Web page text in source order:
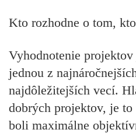
Kto rozhodne o tom,
Vyhodnotenie
jednou z
najdôležitejších vecí.
dobrých projektov, je
boli maximálne